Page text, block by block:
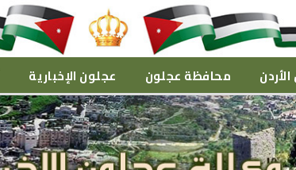
محافظة عجلون عجلون الإخبارية